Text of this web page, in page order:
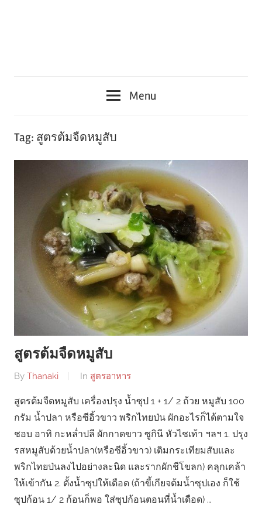
Menu
Tag: สูตรต้มจืดหมูสับ
สูตรต้มจืดหมูสับ
By Thanaki In สูตรอาหาร
สูตรต้มจืดหมูสับ เครื่องปรุง น้ำซุป 1 + 1/ 2 ถ้วย หมูสับ 100
กรัม น้ำปลา หรือซีอิ้วขาว พริกไทยป่น ผักอะไรก็ได้ตามใจ
ชอบ อาทิ กะหล่ำปลี ผักกาดขาว ซูกินี หัวไชเท้า ฯลฯ 1. ปรุง
รสหมูสับด้วยน้ำปลา(หรือซีอิ้วขาว) เติมกระเทียมสับและ
พริกไทยป่นลงไปอย่างละนิด และรากผักชีโขลก) คลุกเคล้า
ให้เข้ากัน 2. ตั้งน้ำซุปให้เดือด (ถ้าขี้เกียจต้มน้ำซุปเอง ก็ใช้
ซุปก้อน 1/ 2 ก้อนก็พอ ใส่ซุปก้อนตอนที่น้ำเดือด) …